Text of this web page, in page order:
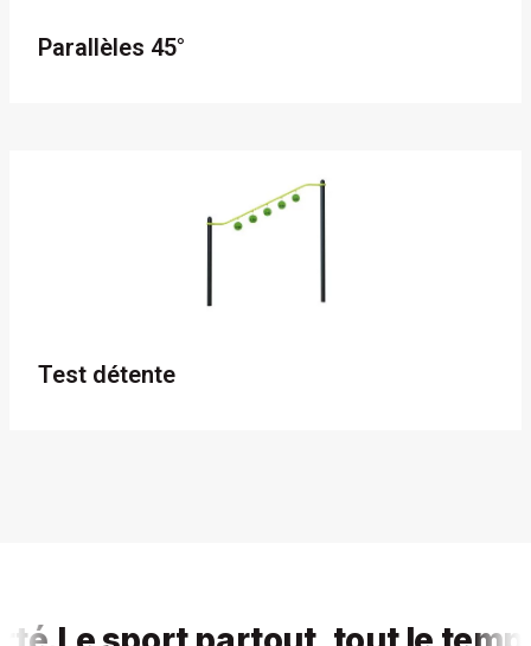
Parallèles 45°
Test détente